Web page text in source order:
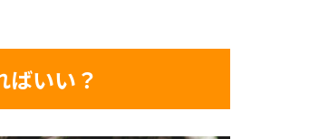
ばいい？